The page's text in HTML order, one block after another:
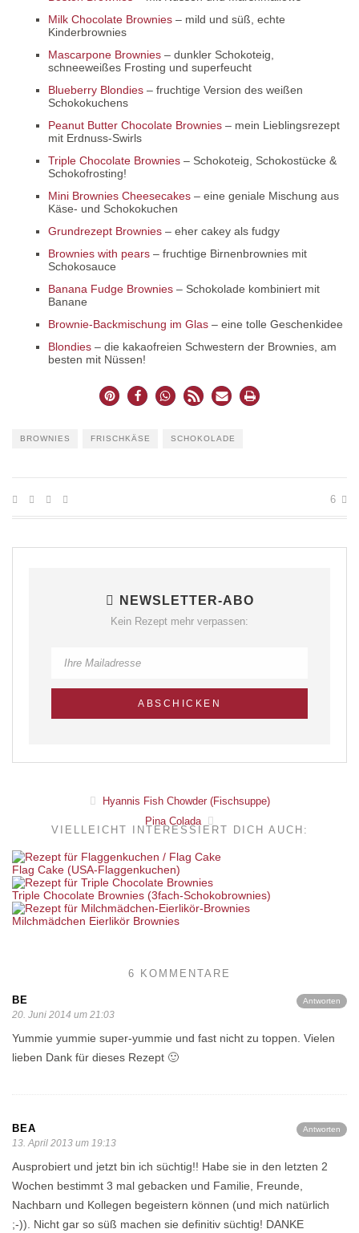
Milk Chocolate Brownies – mild und süß, echte
Kinderbrownies
Mascarpone Brownies – dunkler Schokoteig,
schneeweißes Frosting und superfeucht
Blueberry Blondies – fruchtige Version des weißen
Schokokuchens
Peanut Butter Chocolate Brownies – mein Lieblingsrezept
mit Erdnuss-Swirls
Triple Chocolate Brownies – Schokoteig, Schokostücke &
Schokofrosting!
Mini Brownies Cheesecakes – eine geniale Mischung aus
Käse- und Schokokuchen
Grundrezept Brownies – eher cakey als fudgy
Brownies with pears – fruchtige Birnenbrownies mit
Schokosauce
Banana Fudge Brownies – Schokolade kombiniert mit
Banane
Brownie-Backmischung im Glas – eine tolle Geschenkidee
Blondies – die kakaofreien Schwestern der Brownies, am
besten mit Nüssen!
BROWNIES FRISCHKÄSE SCHOKOLADE
6
NEWSLETTER-ABO
Kein Rezept mehr verpassen:
Hyannis Fish Chowder (Fischsuppe)
Pina Colada
VIELLEICHT INTERESSIERT DICH AUCH:
Flag Cake (USA-Flaggenkuchen)
Triple Chocolate Brownies (3fach-Schokobrownies)
Milchmädchen Eierlikör Brownies
6 KOMMENTARE
Antworten
BE
20. Juni 2014 um 21:03
Yummie yummie super-yummie und fast nicht zu toppen. Vielen
lieben Dank für dieses Rezept 🙂
Antworten
BEA
13. April 2013 um 19:13
Ausprobiert und jetzt bin ich süchtig!! Habe sie in den letzten 2
Wochen bestimmt 3 mal gebacken und Familie, Freunde,
Nachbarn und Kollegen begeistern können (und mich natürlich
;-)). Nicht gar so süß machen sie definitiv süchtig! DANKE